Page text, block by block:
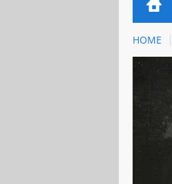
HOME